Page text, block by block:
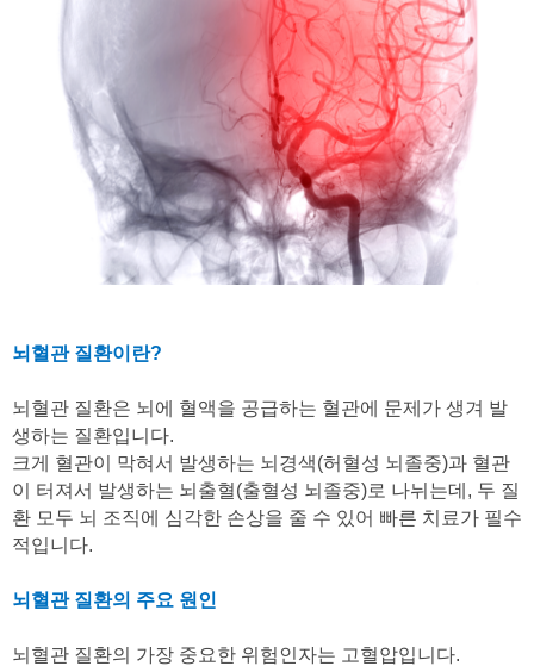
뇌혈관 질환이란?
뇌혈관 질환은 뇌에 혈액을 공급하는 혈관에 문제가 생겨 발
생하는 질환입니다.
크게 혈관이 막혀서 발생하는 뇌경색(허혈성 뇌졸중)과 혈관
이 터져서 발생하는 뇌출혈(출혈성 뇌졸중)로 나뉘는데 , 두 질
환 모두 뇌 조직에 심각한 손상을 줄 수 있어 빠른 치료가 필수
적입니다.
뇌혈관 질환의 주요 원인
뇌혈관 질환의 가장 중요한 위험인자는 고혈압입니다.